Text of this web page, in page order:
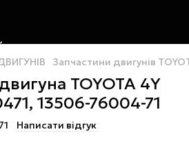
Запчастини двигунів
TOYOTA 4Y
13506-76004-71
Написати відгук